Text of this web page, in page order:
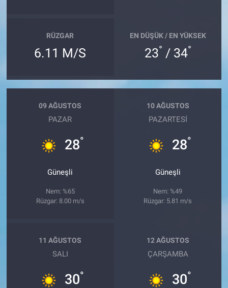
RÜZGAR
6.11 M/S
EN DÜŞÜK / EN YÜKSEK
23° / 34°
09 AĞUSTOS
PAZAR
28°
Güneşli
Nem: %65
Rüzgar: 8.00 m/s
10 AĞUSTOS
PAZARTESI
28°
Güneşli
Nem: %49
Rüzgar: 5.81 m/s
11 AĞUSTOS
SALI
30°
12 AĞUSTOS
ÇARŞAMBA
30°